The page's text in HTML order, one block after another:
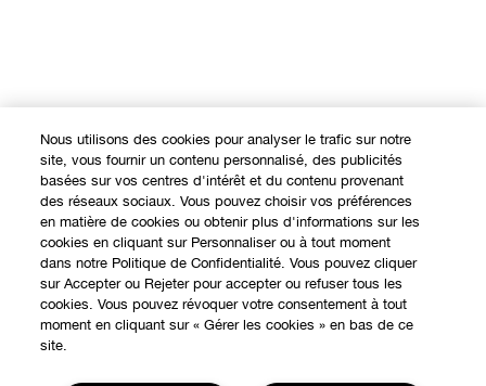
EXPÉRIENCE EN LIGNE
Offres Spéciales
À PROPOS
Nous utilisons des cookies pour analyser le trafic sur notre
site, vous fournir un contenu personnalisé, des publicités
basées sur vos centres d'intérêt et du contenu provenant
des réseaux sociaux. Vous pouvez choisir vos préférences
en matière de cookies ou obtenir plus d'informations sur les
cookies en cliquant sur Personnaliser ou à tout moment
dans notre Politique de Confidentialité. Vous pouvez cliquer
sur Accepter ou Rejeter pour accepter ou refuser tous les
cookies. Vous pouvez révoquer votre consentement à tout
moment en cliquant sur « Gérer les cookies » en bas de ce
site.